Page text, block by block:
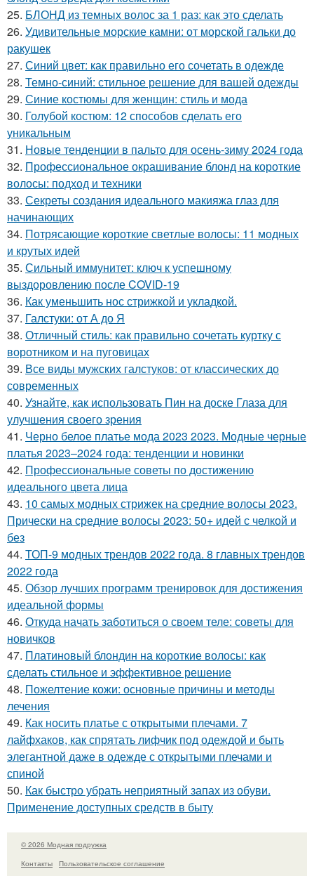
25. БЛОНД из темных волос за 1 раз: как это сделать
26. Удивительные морские камни: от морской гальки до
ракушек
27. Синий цвет: как правильно его сочетать в одежде
28. Темно-синий: стильное решение для вашей одежды
29. Синие костюмы для женщин: стиль и мода
30. Голубой костюм: 12 способов сделать его
уникальным
31. Новые тенденции в пальто для осень-зиму 2024 года
32. Профессиональное окрашивание блонд на короткие
волосы: подход и техники
33. Секреты создания идеального макияжа глаз для
начинающих
34. Потрясающие короткие светлые волосы: 11 модных
и крутых идей
35. Сильный иммунитет: ключ к успешному
выздоровлению после COVID-19
36. Как уменьшить нос стрижкой и укладкой.
37. Галстуки: от А до Я
38. Отличный стиль: как правильно сочетать куртку с
воротником и на пуговицах
39. Все виды мужских галстуков: от классических до
современных
40. Узнайте, как использовать Пин на доске Глаза для
улучшения своего зрения
41. Черно белое платье мода 2023 2023. Модные черные
платья 2023–2024 года: тенденции и новинки
42. Профессиональные советы по достижению
идеального цвета лица
43. 10 самых модных стрижек на средние волосы 2023.
Прически на средние волосы 2023: 50+ идей с челкой и
без
44. ТОП-9 модных трендов 2022 года. 8 главных трендов
2022 года
45. Обзор лучших программ тренировок для достижения
идеальной формы
46. Откуда начать заботиться о своем теле: советы для
новичков
47. Платиновый блондин на короткие волосы: как
сделать стильное и эффективное решение
48. Пожелтение кожи: основные причины и методы
лечения
49. Как носить платье с открытыми плечами. 7
лайфхаков, как спрятать лифчик под одеждой и быть
элегантной даже в одежде с открытыми плечами и
спиной
50. Как быстро убрать неприятный запах из обуви.
Применение доступных средств в быту
© 2026 Модная подружка
Контакты
Пользовательское соглашение